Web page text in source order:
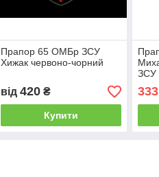
Прапор 65 ОМБр ЗСУ
Хижак червоно-чорний
від 420₴
Купити
ЗСУ